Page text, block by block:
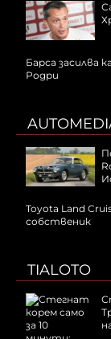
Барса засилва
Родри
Toyota Land
собственик
TIALOTO